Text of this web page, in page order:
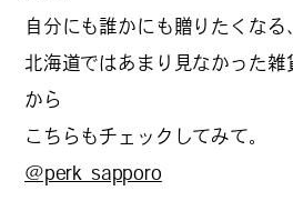
自分にも誰かにも贈りたくなる
北海道ではあまり見なかった雑
から
こちらもチェックしてみて。
@perk_sapporo